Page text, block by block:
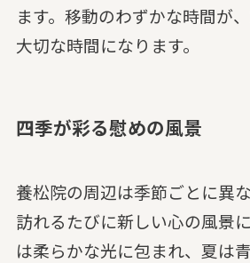
ます。移動のわずかな時間が
大切な時間になります。
四季が彩る慰めの風景
養松院の周辺は季節ごとに異
訪れるたびに新しい心の風景
は柔らかな光に包まれ、夏は